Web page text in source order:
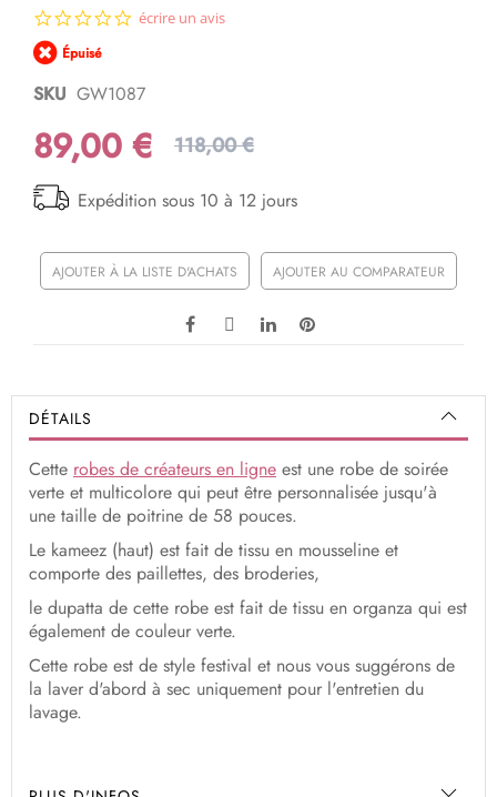
de
la
Galerie
d’images
0.0
écrire un avis
Épuisé
SKU GW1087
89,00 € 118,00 €
Expédition sous 10 à 12 jours
AJOUTER À LA LISTE D'ACHATS AJOUTER AU COMPARATEUR
DÉTAILS
Cette robes de créateurs en ligne est une robe de soirée
verte et multicolore qui peut être personnalisée jusqu'à
une taille de poitrine de 58 pouces.
Le kameez (haut) est fait de tissu en mousseline et
comporte des paillettes, des broderies,
le dupatta de cette robe est fait de tissu en organza qui est
également de couleur verte.
Cette robe est de style festival et nous vous suggérons de
la laver d'abord à sec uniquement pour l'entretien du
lavage.